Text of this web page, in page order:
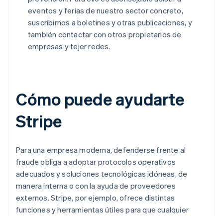
eventos y ferias de nuestro sector concreto,
suscribirnos a boletines y otras publicaciones, y
también contactar con otros propietarios de
empresas y tejer redes.
Cómo puede ayudarte
Stripe
Para una empresa moderna, defenderse frente al
fraude obliga a adoptar protocolos operativos
adecuados y soluciones tecnológicas idóneas, de
manera interna o con la ayuda de proveedores
externos. Stripe, por ejemplo, ofrece distintas
funciones y herramientas útiles para que cualquier